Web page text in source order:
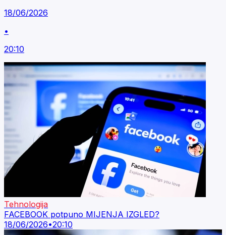
18/06/2026
•
20:10
Tehnologija
FACEBOOK potpuno MIJENJA IZGLED?
18/06/2026•20:10